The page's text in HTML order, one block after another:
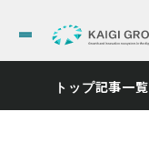
トップ記事一覧